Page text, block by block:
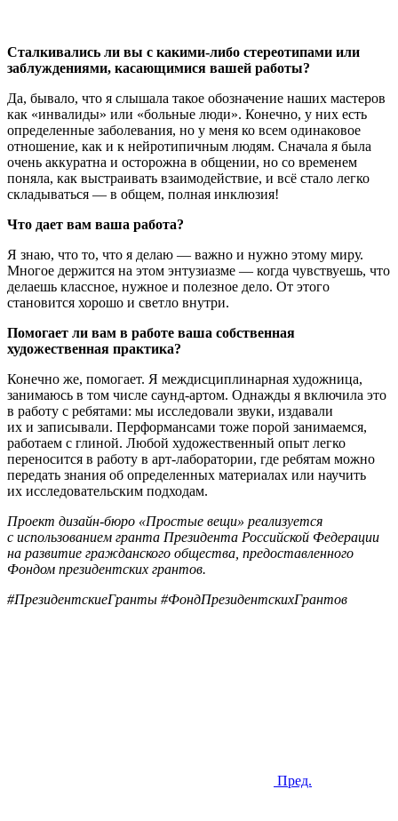
Сталкивались ли вы с какими-либо стереотипами или
заблуждениями, касающимися вашей работы?
Да, бывало, что я слышала такое обозначение наших мастеров
как «инвалиды» или «больные люди». Конечно, у них есть
определенные заболевания, но у меня ко всем одинаковое
отношение, как и к нейротипичным людям. Сначала я была
очень аккуратна и осторожна в общении, но со временем
поняла, как выстраивать взаимодействие, и всё стало легко
складываться — в общем, полная инклюзия!
Что дает вам ваша работа?
Я знаю, что то, что я делаю — важно и нужно этому миру.
Многое держится на этом энтузиазме — когда чувствуешь, что
делаешь классное, нужное и полезное дело. От этого
становится хорошо и светло внутри.
Помогает ли вам в работе ваша собственная
художественная практика?
Конечно же, помогает. Я междисциплинарная художница,
занимаюсь в том числе саунд-артом. Однажды я включила это
в работу с ребятами: мы исследовали звуки, издавали
их и записывали. Перформансами тоже порой занимаемся,
работаем с глиной. Любой художественный опыт легко
переносится в работу в арт-лаборатории, где ребятам можно
передать знания об определенных материалах или научить
их исследовательским подходам.
Проект дизайн-бюро «Простые вещи» реализуется
с использованием гранта Президента Российской Федерации
на развитие гражданского общества, предоставленного
Фондом президентских грантов.
#ПрезидентскиеГранты #ФондПрезидентскихГрантов
Пред.